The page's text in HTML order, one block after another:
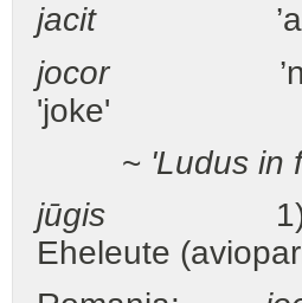
jacit’antaa
jocor’naljailla,
'joke'
~ 'Ludus in
jūgis
1)
Eheleute